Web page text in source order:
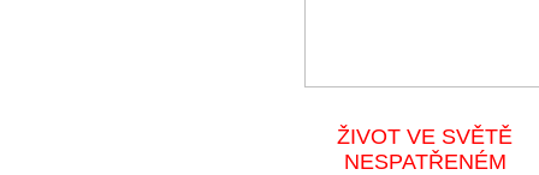
ŽIVOT VE SVĚTĚ
NESPATŘENÉM